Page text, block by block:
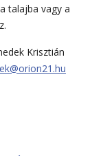
talajba vagy a
Krisztián